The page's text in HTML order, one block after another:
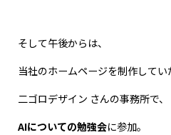
そして午後からは、
当社のホームページを制作してい
二ゴロデザイン さんの事務所で、
AIについての勉強会に参加。